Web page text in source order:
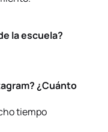
la escuela?
¿Cuánto
tiempo